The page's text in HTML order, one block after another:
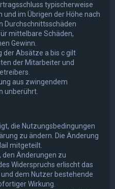
typischerweise
im Übrigen der Höhe nach
Durchschnittsschäden
mittelbare Schäden,
Gewinn.
der Absätze a bis c gilt
der Mitarbeiter und
aus zwingendem
unberührt.
die Nutzungsbedingungen
zu ändern. Die Änderung
mitgeteilt.
den Änderungen zu
Widerspruchs erlischt das
dem Nutzer bestehende
Wirkung.